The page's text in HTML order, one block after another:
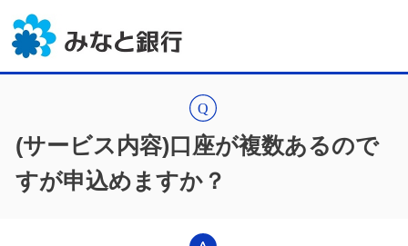
(サービス内容)口座が複数あるので
すが申込めますか？